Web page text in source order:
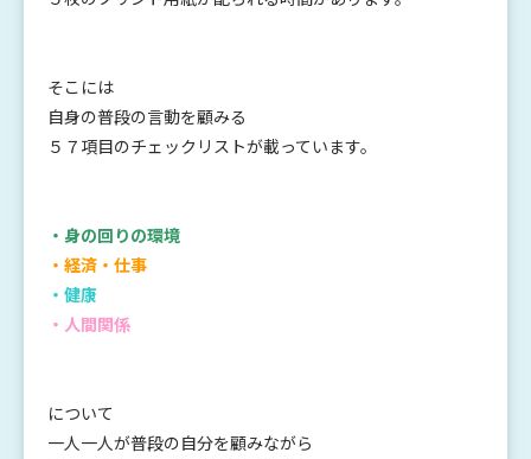
そこには
自身の普段の言動を顧みる
５７項目のチェックリストが載っています。
・身の回りの環境
・経済・仕事
・健康
・人間関係
について
一人一人が普段の自分を顧みながら